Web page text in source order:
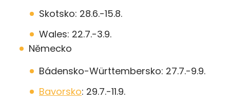
Skotsko: 28.6.-15.8.
Wales: 22.7.-3.9.
Německo
Bádensko-Württembersko: 27.7.-9.9.
Bavorsko: 29.7.-11.9.